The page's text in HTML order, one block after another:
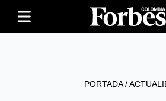
PORTADA/